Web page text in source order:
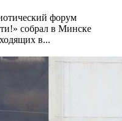
форум
собрал в Минске
в...